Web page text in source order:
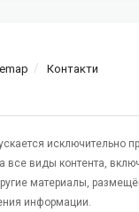
Контакти
исключительно
виды контента,
материалы,
информации.